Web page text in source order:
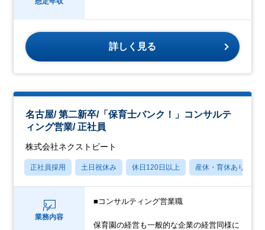
詳しく見る
名古屋/ 第二新卒/「保育士バンク！」コンサルテ
ィング営業/ 正社員
株式会社ネクストビート
正社員採用 土日祝休み 休日120日以上 産休・育休あり
業務内容
■コンサルティング営業職
保育園の経営も一般的な企業の経営同様に